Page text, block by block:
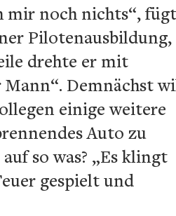
mir noch nichts“,
Pilotenausbildung,
drehte er mit
Demnächst
einige weitere
Auto zu
so was? „Es klingt
gespielt und